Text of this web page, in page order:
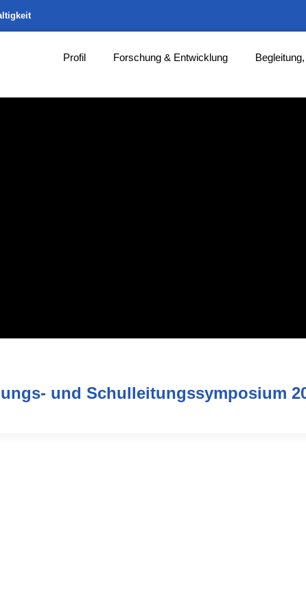
Profil Forschung & Entwicklung
und Schulleitungssymposium